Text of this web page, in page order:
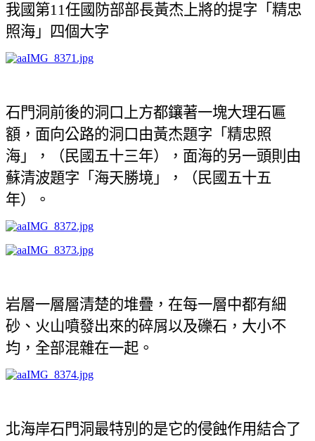
我國第11任國防部部長黃杰上將的提字「精忠
照海」四個大字
石門洞前後的洞口上方都鑲著一塊大理石匾
額，面向公路的洞口由黃杰題字「精忠照
海」，
（民國五十三年），面海的另一頭則由
蘇清波題字「海天勝境」，（民國五十五
年）。
岩層一層層清楚的堆疊，在每一層中都有細
砂、火山噴發出來的碎屑以及礫石，大小不
均，全部混雜在一起。
北海岸石門洞最特別的是它的侵蝕作用結合了